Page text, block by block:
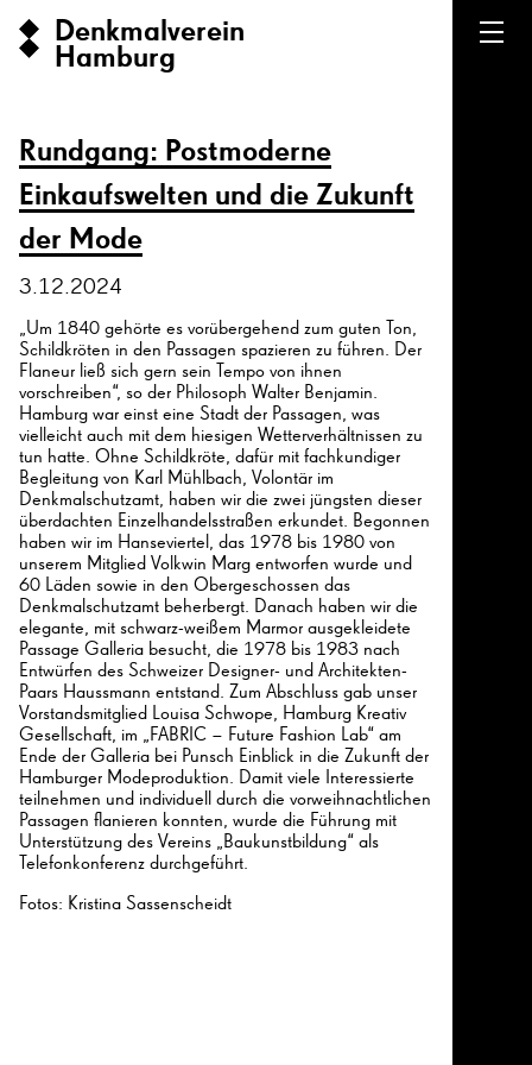
Denkmalverein
Hamburg
Rundgang: Postmoderne
Einkaufswelten und die Zukunft
der Mode
3.12.2024
„Um 1840 gehörte es vorübergehend zum guten Ton,
Schildkröten in den Passagen spazieren zu führen. Der
Flaneur ließ sich gern sein Tempo von ihnen
vorschreiben“, so der Philosoph Walter Benjamin.
Hamburg war einst eine Stadt der Passagen, was
vielleicht auch mit dem hiesigen Wetterverhältnissen zu
tun hatte. Ohne Schildkröte, dafür mit fachkundiger
Begleitung von Karl Mühlbach, Volontär im
Denkmalschutzamt, haben wir die zwei jüngsten dieser
überdachten Einzelhandelsstraßen erkundet. Begonnen
haben wir im Hanseviertel, das 1978 bis 1980 von
unserem Mitglied Volkwin Marg entworfen wurde und
60 Läden sowie in den Obergeschossen das
Denkmalschutzamt beherbergt. Danach haben wir die
elegante, mit schwarz-weißem Marmor ausgekleidete
Passage Galleria besucht, die 1978 bis 1983 nach
Entwürfen des Schweizer Designer- und Architekten-
Paars Haussmann entstand. Zum Abschluss gab unser
Vorstandsmitglied Louisa Schwope, Hamburg Kreativ
Gesellschaft, im „FABRIC – Future Fashion Lab“ am
Ende der Galleria bei Punsch Einblick in die Zukunft der
Hamburger Modeproduktion. Damit viele Interessierte
teilnehmen und individuell durch die vorweihnachtlichen
Passagen flanieren konnten, wurde die Führung mit
Unterstützung des Vereins „Baukunstbildung“ als
Telefonkonferenz durchgeführt.
Fotos: Kristina Sassenscheidt